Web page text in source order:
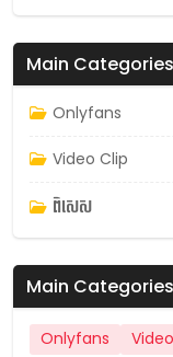
Main
Onlyfans
Video Clip
ពិសេស
Main
Onlyfans